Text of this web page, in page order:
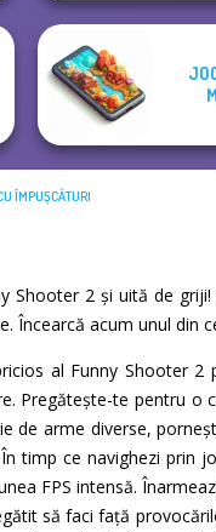
ÎMPUŞCĂTURI
Shooter 2 și uită de
Încearcă acum unul din
al Funny Shooter
Pregătește-te pentru o
de arme diverse,
timp ce navighezi prin
FPS intensă.
să faci față